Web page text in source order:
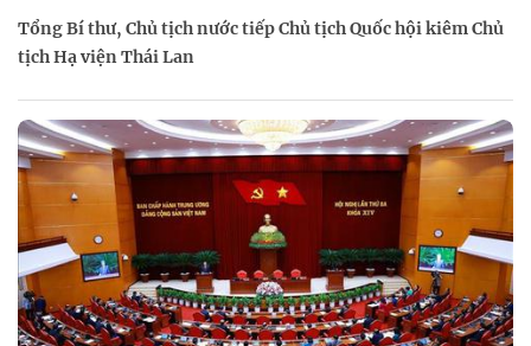
Tổng Bí thư, Chủ tịch nước tiếp Chủ tịch Quốc hội kiêm Chủ
tịch Hạ viện Thái Lan